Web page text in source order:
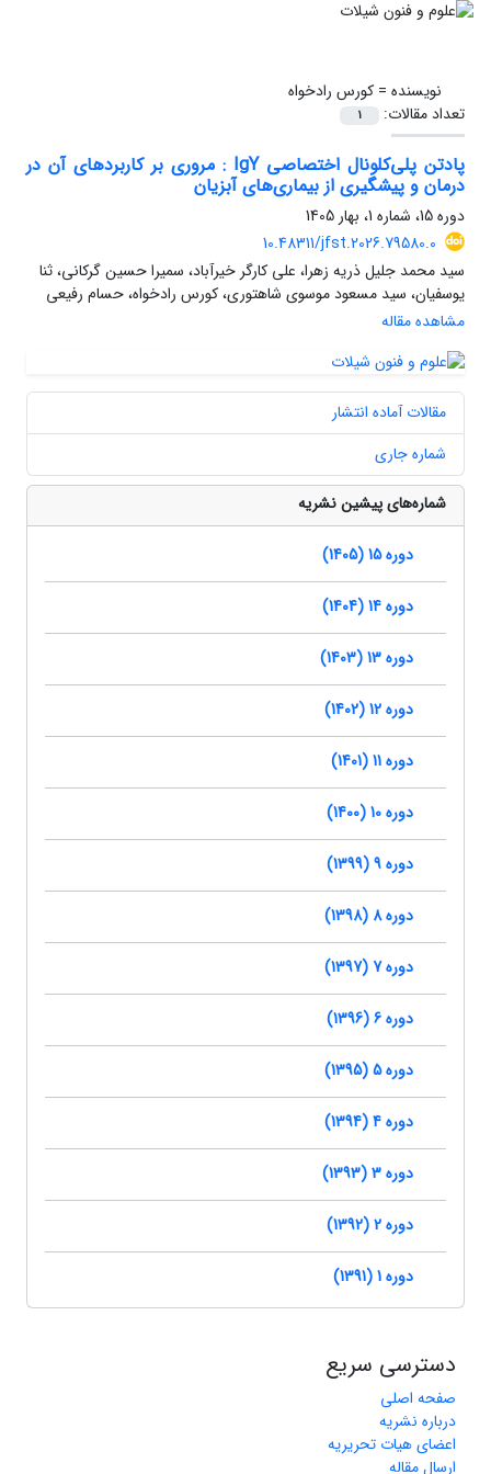
نویسنده =کورس رادخواه
تعداد مقالات:
1
پادتن‌ پلی‌کلونال اختصاصی IgY : مروری بر کاربردهای آن در
درمان و پیشگیری از بیماری‌های آبزیان
دوره 15، شماره 1، بهار 1405
10.48311/jfst.2026.79580.0
سید محمد جلیل ذریه زهرا، علی کارگر خیرآباد، سمیرا حسین گرکانی، ثنا
یوسفیان، سید مسعود موسوی شاهتوری، کورس رادخواه، حسام رفیعی
مشاهده مقاله
مقالات آماده انتشار
شماره جاری
شماره‌های پیشین نشریه
دوره 15 (1405)
دوره 14 (1404)
دوره 13 (1403)
دوره 12 (1402)
دوره 11 (1401)
دوره 10 (1400)
دوره 9 (1399)
دوره 8 (1398)
دوره 7 (1397)
دوره 6 (1396)
دوره 5 (1395)
دوره 4 (1394)
دوره 3 (1393)
دوره 2 (1392)
دوره 1 (1391)
دسترسی سریع
صفحه اصلی
درباره نشریه
اعضای هیات تحریریه
ارسال مقاله